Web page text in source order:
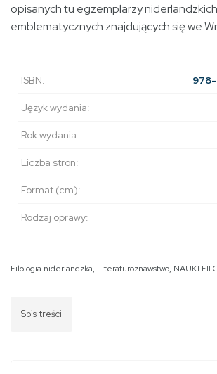
opisanych tu egzemplarzy
emblematycznych znajdujących się we
ISBN:
Język wydania:
Rok wydania:
Liczba stron:
Format (cm):
Rodzaj oprawy:
Filologia niderlandzka, Literaturoznawstwo, NAUKI
Spis treści